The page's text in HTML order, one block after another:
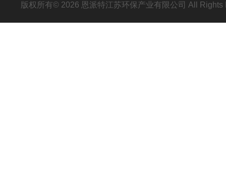
版权所有© 2026 恩派特江苏环保产业有限公司 All